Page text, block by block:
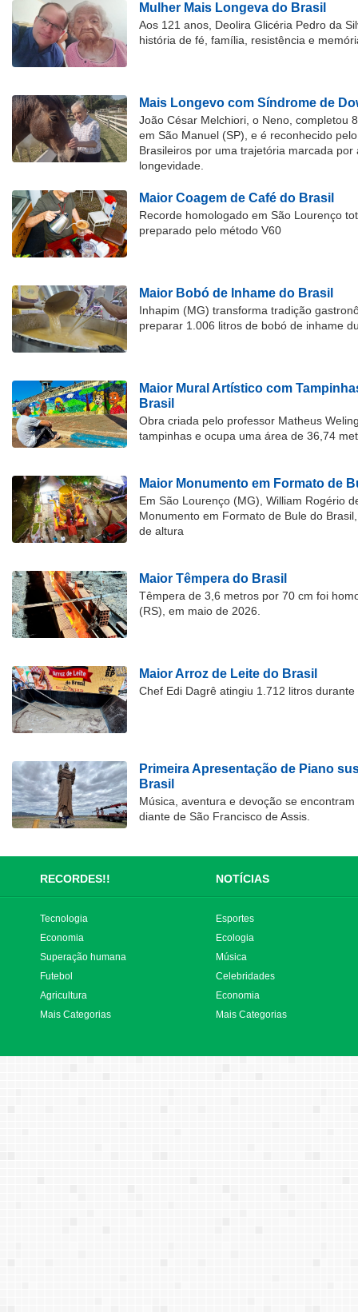
Mulher Mais Longeva do Brasil
Aos 121 anos, Deolira Glicéria Pedro da
história de fé, família, resistência e
Mais Longevo com Síndrome de
João César Melchiori, o Neno, completou
em São Manuel (SP), e é reconhecido
Brasileiros por uma trajetória marcada por
longevidade.
Maior Coagem de Café do Brasil
Recorde homologado em São Lourenço
preparado pelo método V60
Maior Bobó de Inhame do Brasil
Inhapim (MG) transforma tradição
preparar 1.006 litros de bobó de inhame
Maior Mural Artístico com
Brasil
Obra criada pelo professor Matheus
tampinhas e ocupa uma área de 36,74
Maior Monumento em Formato de
Em São Lourenço (MG), William Rogério
Monumento em Formato de Bule do
de altura
Maior Têmpera do Brasil
Têmpera de 3,6 metros por 70 cm foi
(RS), em maio de 2026.
Maior Arroz de Leite do Brasil
Chef Edi Dagrê atingiu 1.712 litros
Primeira Apresentação de Piano
Brasil
Música, aventura e devoção se
diante de São Francisco de Assis.
RECORDES!! NOTÍCIAS
Tecnologia
Economia
Superação humana
Futebol
Agricultura
Mais Categorias
Esportes
Ecologia
Música
Celebridades
Economia
Mais Categorias